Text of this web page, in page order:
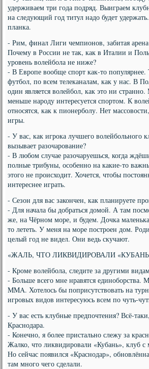
удерживаем три года подряд. Выиграем
на следующий год титул надо будет
планка.
- Рим, финал Лиги чемпионов, забитая
Почему в России не так, как в Италии и
уровень волейбола не ниже?
- В Европе вообще спорт как-то популярнее.
футбол, по всем телеканалам, как у нас. В
один является волейбол, как это ни
меньше народу интересуется спортом. К
относятся, как к пионерболу. Нет
игры.
- У вас, как игрока лучшего волейбольного
вызывает разочарование?
- В любом случае разочаруешься, когда
полные трибуны, особенно на какие-то
этого не происходит. Хочется, чтобы
интереснее играть.
- Сезон для вас закончен, как планируете
- Для начала бы добраться домой. А там
же, на Чёрном море, и будем. Дочка
то лететь. У меня на море построен дом.
целый год не видел. Они ведь скучают.
«ЖАЛЬ, ЧТО ЛИКВИДИРОВАЛИ
- Кроме волейбола, следите за другими
- Больше всего мне нравятся единоборства.
MMA. Хотелось бы поприсутствовать на
игровых видов интересуюсь всем по чуть-
- У вас есть клубные предпочтения? Всё-
Краснодара.
- Конечно, я более пристально слежу за
Жалко, что ликвидировали «Кубань», клуб с
Но сейчас появился «Краснодар»,
там много чего сделали.